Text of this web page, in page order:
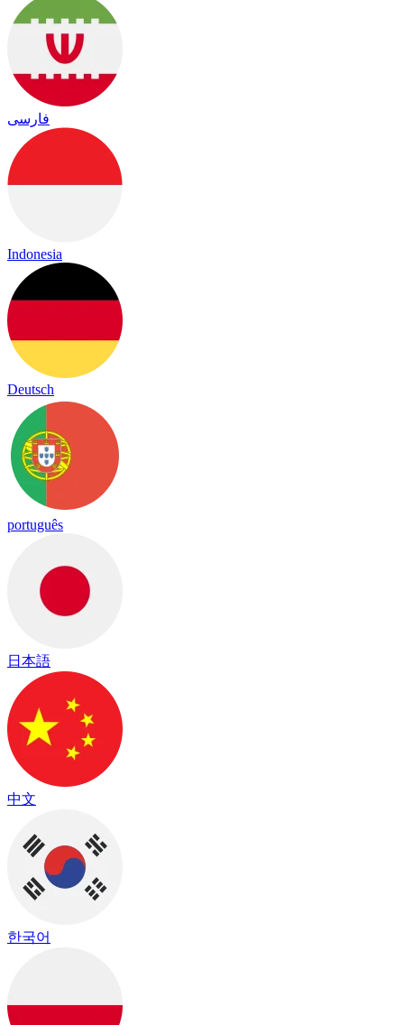
فارسی
Indonesia
Deutsch
português
日本語
中文
한국어